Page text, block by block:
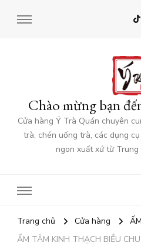
Chào mừng bạn
Cửa hàng Ý Trà Quán chuyên
trà, chén uống trà, các dụng
ngon xuất xứ từ Trung
Trang chủ Cửa hàng
ẤM TÂM KINH THẠCH BIỀU